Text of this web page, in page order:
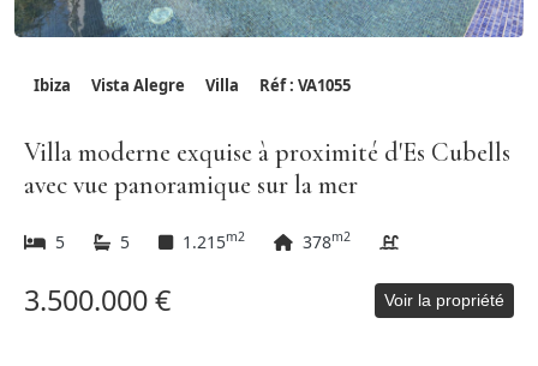
Ibiza Vista Alegre Villa Réf : VA1055
Villa moderne exquise à proximité d'Es Cubells
avec vue panoramique sur la mer
5 5 1.215m2 378m2
3.500.000 € Voir la propriété